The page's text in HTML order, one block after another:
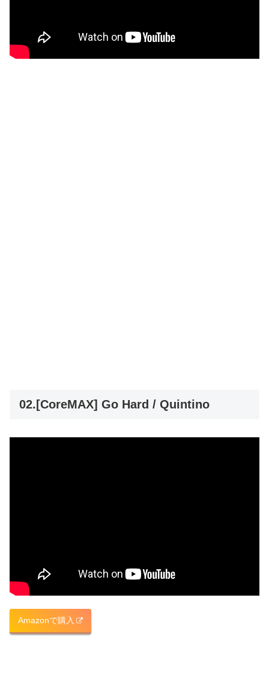
02.[CoreMAX] Go Hard / Quintino
Amazonで購入